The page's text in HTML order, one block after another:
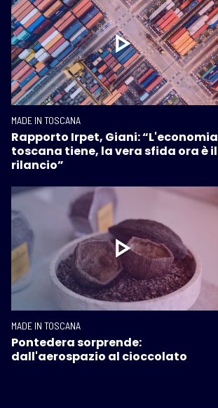
MADE IN TOSCANA
Rapporto Irpet, Giani: “L'economia
toscana tiene, la vera sfida ora è il
rilancio”
MADE IN TOSCANA
Pontedera sorprende:
dall'aerospazio al cioccolato